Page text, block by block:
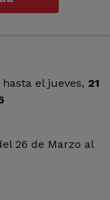
el jueves, 21
26 de Marzo al